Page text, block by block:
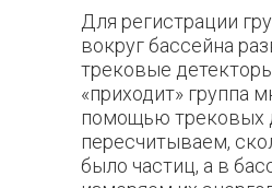
Для регистрации
вокруг бассейна
трековые
«приходит» группа
помощью трековых
пересчитываем,
было частиц, а в